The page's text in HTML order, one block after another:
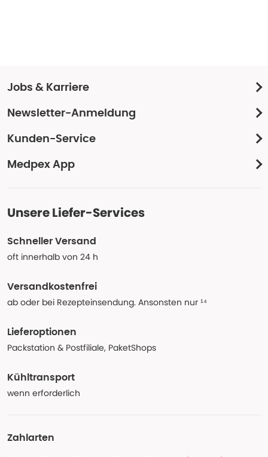
Jobs & Karriere
Newsletter-Anmeldung
Kunden-Service
Medpex App
Unsere Liefer-Services
Schneller Versand
oft innerhalb von 24 h
Versandkostenfrei
ab oder bei Rezepteinsendung. Ansonsten nur ¹⁴
Lieferoptionen
Packstation & Postfiliale, PaketShops
Kühltransport
wenn erforderlich
Zahlarten